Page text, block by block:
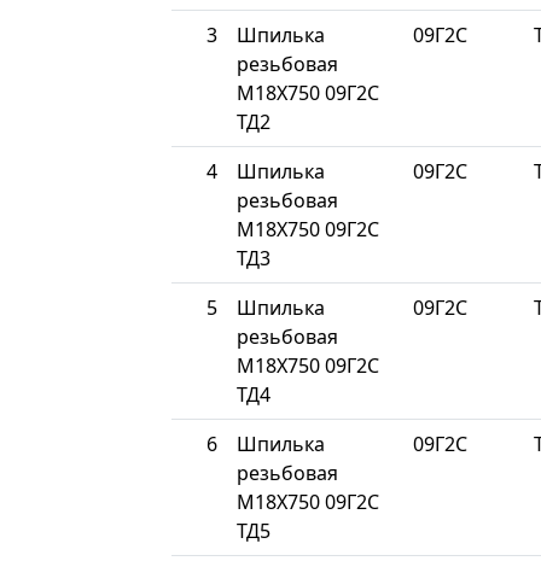
3
Шпилька
резьбовая
М18Х750 09Г2С
ТД2
09Г2С
4
Шпилька
резьбовая
М18Х750 09Г2С
ТД3
09Г2С
5
Шпилька
резьбовая
М18Х750 09Г2С
ТД4
09Г2С
6
Шпилька
резьбовая
М18Х750 09Г2С
ТД5
09Г2С